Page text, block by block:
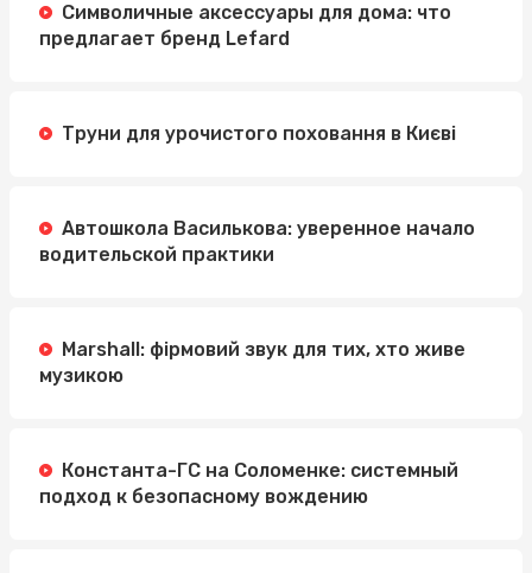
Символичные аксессуары для дома: что
предлагает бренд Lefard
Труни для урочистого поховання в Києві
Автошкола Василькова: уверенное начало
водительской практики
Marshall: фірмовий звук для тих, хто живе
музикою
Константа-ГС на Соломенке: системный
подход к безопасному вождению